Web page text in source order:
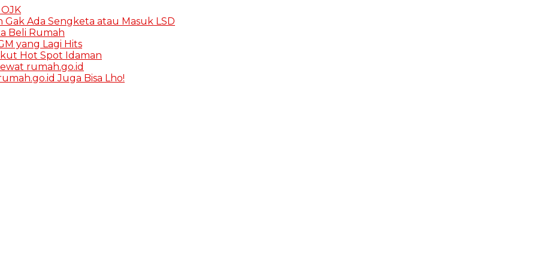
Ada Sengketa atau Masuk LSD
Beli Rumah
yang Lagi Hits
Hot Spot Idaman
rumah.go.id
Juga Bisa Lho!